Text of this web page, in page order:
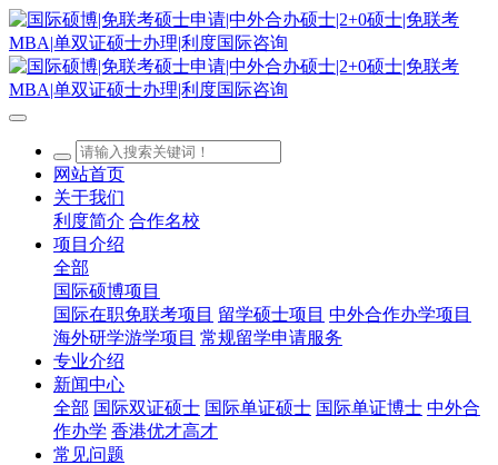
网站首页
关于我们
利度简介 合作名校
项目介绍
全部
国际硕博项目
国际在职免联考项目 留学硕士项目 中外合作办学项目
海外研学游学项目 常规留学申请服务
专业介绍
新闻中心
全部 国际双证硕士 国际单证硕士 国际单证博士 中外合
作办学 香港优才高才
常见问题